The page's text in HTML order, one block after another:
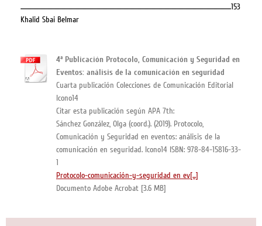
....................................................................................................................................................................................153
Khalid Sbai Belmar
4ª Publicación Protocolo, Comunicación y Seguridad en
Eventos: análisis de la comunicación en seguridad
Cuarta publicación Colecciones de Comunicación Editorial
Icono14
Citar esta publicación según APA 7th:
Sánchez González, Olga (coord.). (2019). Protocolo,
Comunicación y Seguridad en eventos: análisis de la
comunicación en seguridad. Icono14 ISBN: 978-84-15816-33-
1
Protocolo-comunicación-y-seguridad en ev[...]
Documento Adobe Acrobat [3.6 MB]